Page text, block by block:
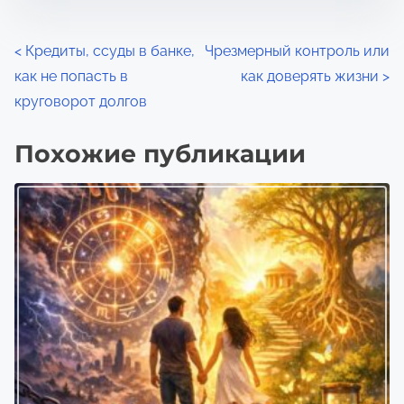
п
и
с
ю
в
:
н
и
я
Н
а
и
г
а
ц
и
я
п
< Кредиты, ссуды в банке,
как не попасть в
круговорот долгов
Чрезмерный контроль или
как доверять жизни >
Похожие публикации